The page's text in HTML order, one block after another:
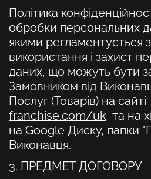
Політика
обробки персональних
якими регламентується
використання і захист
даних, що можуть бути
Замовником від
Послуг (Товарів) на сайті
franchise.com/uk та на
на Google Диску, папки
Виконавця.
3. ПРЕДМЕТ ДОГОВОРУ